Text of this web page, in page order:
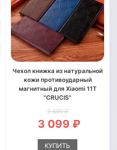
Чехол книжка из натуральной
кожи противоударный
магнитный для Xiaomi 11T
"CRUCIS"
3 699 ₽
3 099 ₽
КУПИТЬ